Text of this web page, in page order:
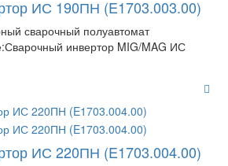
ИС 190ПН (E1703.003.00)
сварочный полуавтомат
инвертор MIG/MAG ИС
ИС 220ПН (E1703.004.00)